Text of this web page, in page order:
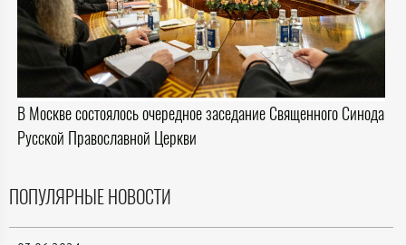
В Москве состоялось очередное заседание Священного Синода
Русской Православной Церкви
ПОПУЛЯРНЫЕ НОВОСТИ